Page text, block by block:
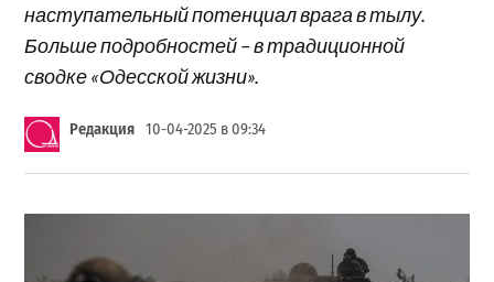
наступательный потенциал врага в тылу.
Больше подробностей – в традиционной
сводке «Одесской жизни».
Редакция 10-04-2025 в 09:34